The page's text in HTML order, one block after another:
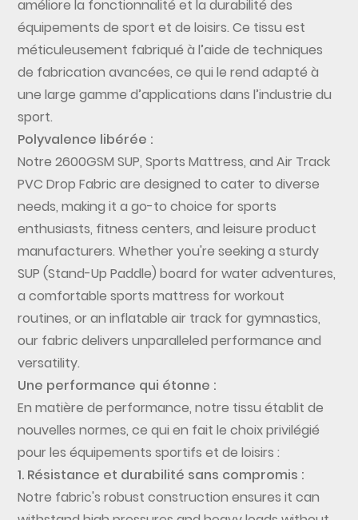
améliore la fonctionnalité et la durabilité des
équipements de sport et de loisirs. Ce tissu est
méticuleusement fabriqué à l’aide de techniques
de fabrication avancées, ce qui le rend adapté à
une large gamme d’applications dans l’industrie du
sport.
Polyvalence libérée :
Notre 2600GSM SUP, Sports Mattress, and Air Track
PVC Drop Fabric are designed to cater to diverse
needs, making it a go-to choice for sports
enthusiasts, fitness centers, and leisure product
manufacturers. Whether you're seeking a sturdy
SUP (Stand-Up Paddle) board for water adventures,
a comfortable sports mattress for workout
routines, or an inflatable air track for gymnastics,
our fabric delivers unparalleled performance and
versatility.
Une performance qui étonne :
En matière de performance, notre tissu établit de
nouvelles normes, ce qui en fait le choix privilégié
pour les équipements sportifs et de loisirs :
1. Résistance et durabilité sans compromis :
Notre fabric's robust construction ensures it can